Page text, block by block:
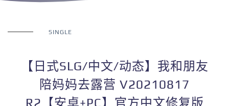
SINGLE
【日式SLG/中文/动态】我和朋友
陪妈妈去露营 V20210817
R2【安卓+PC】官方中文修复版